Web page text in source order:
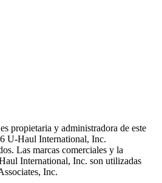
propietaria y administradora de este
U-Haul International, Inc.
Las marcas comerciales y la
International, Inc. son utilizadas
Inc.